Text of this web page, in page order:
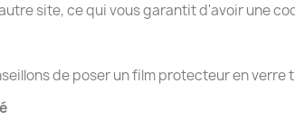
site, ce qui vous garantit d'avoir une
de poser un film protecteur en verre